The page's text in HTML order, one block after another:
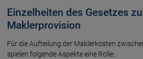
Einzelheiten des Gesetzes
Maklerprovision
Für die Aufteilung der Maklerkosten
spielen folgende Aspekte eine Rolle: